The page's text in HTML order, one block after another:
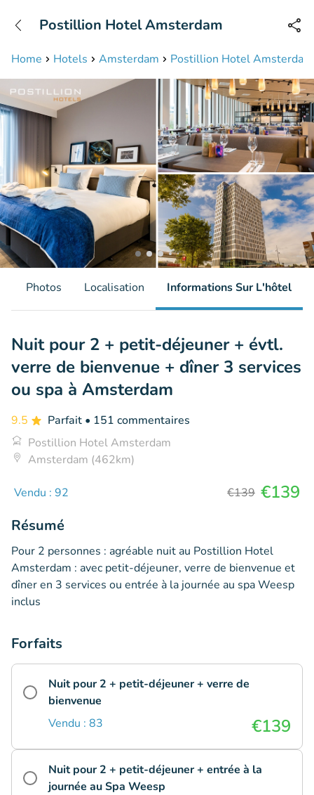
Disponible jusqu'à 23:00 heures
Home Hotels Amsterdam Postillion Hotel Amsterdam
Postillion Hotel Amsterdam
Photos Localisation Informations Sur L'hôtel
Nuit pour 2 + petit-déjeuner + évtl.
verre de bienvenue + dîner 3 services
ou spa à Amsterdam
9.5 Parfait • 151 commentaires
Postillion Hotel Amsterdam
Amsterdam (462km)
Vendu : 92 €139 €139
Résumé
Pour 2 personnes : agréable nuit au Postillion Hotel
Amsterdam : avec petit-déjeuner, verre de bienvenue et
dîner en 3 services ou entrée à la journée au spa Weesp
inclus
Forfaits
Nuit pour 2 + petit-déjeuner + verre de
bienvenue
Vendu : 83
€139
Nuit pour 2 + petit-déjeuner + entrée à la
journée au Spa Weesp